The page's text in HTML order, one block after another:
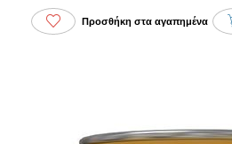
Προσθήκη στα αγαπημένα